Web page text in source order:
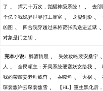
了 、 挥刀十万次，觉醒神级系统！ 、 去部
个亿？我诡异世界打工暴富 、 龙玺剑影 、
凶图 、 四合院穿越过来将贾张氏送进监狱 、
对象是门之钥 、
完本小说: 醉酒情思 、 失效攻略裴安桑宁 、
人 、 全民领主：开局系统硬塞妖女给我 、
我的荣耀姜老师魏杳 、 吞噬鱼 、 大祸 、
琛裴馥许云琛裴馥雪 、 【HL】重生黑化后